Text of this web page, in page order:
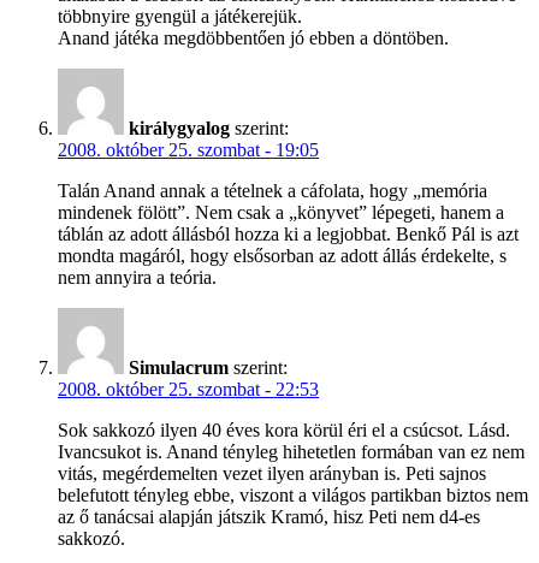
többnyire gyengül a játékerejük.
Anand játéka megdöbbentően jó ebben a döntöben.
királygyalog szerint:
2008. október 25. szombat - 19:05
Talán Anand annak a tételnek a cáfolata, hogy „memória
mindenek fölött”. Nem csak a „könyvet” lépegeti, hanem a
táblán az adott állásból hozza ki a legjobbat. Benkő Pál is azt
mondta magáról, hogy elsősorban az adott állás érdekelte, s
nem annyira a teória.
Simulacrum szerint:
2008. október 25. szombat - 22:53
Sok sakkozó ilyen 40 éves kora körül éri el a csúcsot. Lásd.
Ivancsukot is. Anand tényleg hihetetlen formában van ez nem
vitás, megérdemelten vezet ilyen arányban is. Peti sajnos
belefutott tényleg ebbe, viszont a világos partikban biztos nem
az ő tanácsai alapján játszik Kramó, hisz Peti nem d4-es
sakkozó.